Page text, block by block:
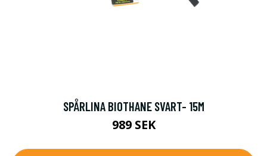
SPÅRLINA BIOTHANE SVART- 15M
989 SEK